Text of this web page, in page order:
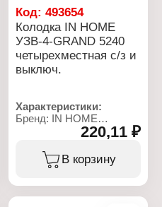
Код:493654
Колодка IN HOME
УЗВ-4-GRAND 5240
четырехместная с/з и
выключ.
Характеристики:
Бренд: IN HOME
Тип товара: Колодка
Модель: УЗВ-4-GRAND
Количество розеток: 4
220,11 ₽
В корзину